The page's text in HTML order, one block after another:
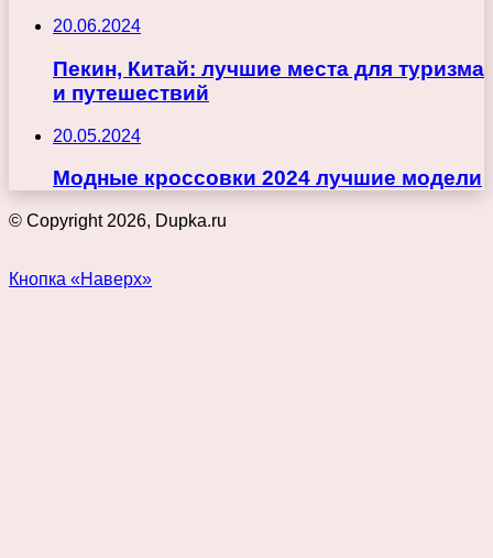
20.06.2024
Пекин, Китай: лучшие места для туризма
и путешествий
20.05.2024
Модные кроссовки 2024 лучшие модели
© Copyright 2026, Dupka.ru
Кнопка «Наверх»